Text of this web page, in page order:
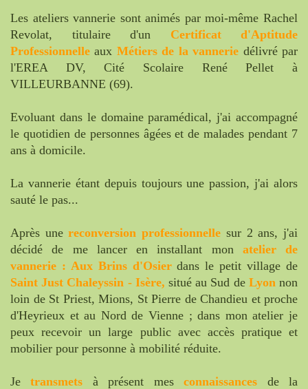
Les ateliers vannerie sont animés par moi-même Rachel
Revolat, titulaire d'un Certificat d'Aptitude
Professionnelle aux Métiers de la vannerie délivré par
l'EREA DV, Cité Scolaire René Pellet à
VILLEURBANNE (69).
Evoluant dans le domaine paramédical, j'ai accompagné
le quotidien de personnes âgées et de malades pendant 7
ans à domicile.
La vannerie étant depuis toujours une passion, j'ai alors
sauté le pas...
Après unereconversion professionnelle sur 2 ans, j'ai
décidé de me lancer en installant mon atelier de
vannerie : Aux Brins d'Osierdans le petit village de
Saint Just Chaleyssin - Isère, situé au Sud de Lyon non
loin de St Priest, Mions, St Pierre de Chandieu et proche
d'Heyrieux et au Nord de Vienne ; dans mon atelier je
peux recevoir un large public avec accès pratique et
mobilier pour personne à mobilité réduite.
Jetransmets à présent mesconnaissances de la